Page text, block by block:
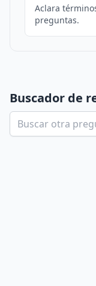
Aclara
preguntas.
Buscador de